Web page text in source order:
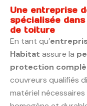
Une entreprise
spécialisée
de toiture
En tant qu’
Habitat assure la
protection
couvreurs qualifiés
matériel